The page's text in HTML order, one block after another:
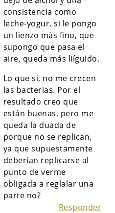
consistencia como
leche-yogur. si le pongo
un lienzo más fino, que
supongo que pasa el
aire, queda más liíguido.
Lo que si, no me crecen
las bacterias. Por el
resultado creo que
están buenas, pero me
queda la duada de
porque no se replican,
ya que supuestamente
deberían replicarse al
punto de verme
obligada a reglalar una
parte no?
Responder